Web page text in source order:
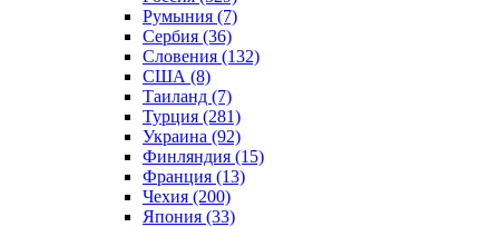
Румыния (7)
Сербия (36)
Словения (132)
США (8)
Таиланд (7)
Турция (281)
Украина (92)
Финляндия (15)
Франция (13)
Чехия (200)
Япония (33)